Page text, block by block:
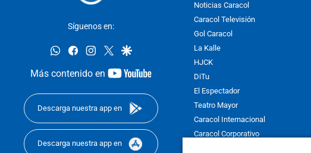
Síguenos en:
whatsappfacebookinstagram
twittergoogle
Más contenido en
youtube-
Descarga nuestra app en
Descarga nuestra app en
Noticias Caracol
Caracol Televisión
Gol Caracol
La Kalle
HJCK
DiTu
El Espectador
Teatro Mayor
Caracol Internacional
Caracol Corporativo